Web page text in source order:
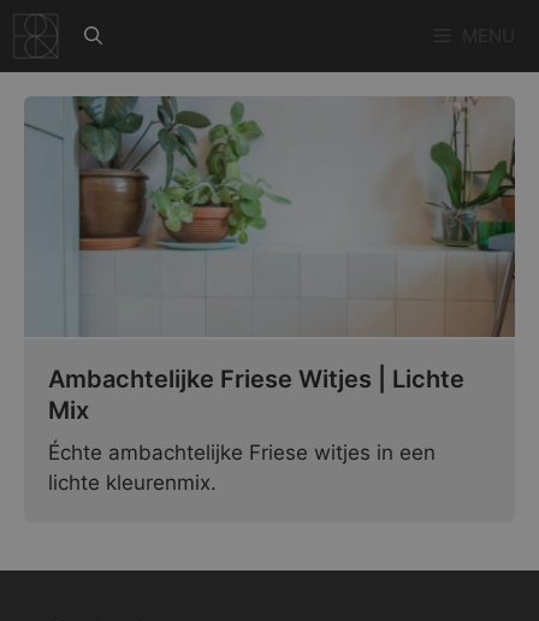
naar
de
inhoud
Ambachtelijke Friese Witjes | Lichte
Mix
Échte ambachtelijke Friese witjes in een
lichte kleurenmix.